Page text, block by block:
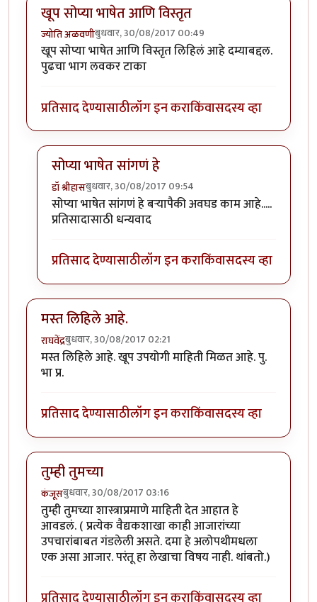
खूप सोप्या भाषेत आणि विस्तृत
ज्योति अळवणीबुधवार, 30/08/2017 00:49
खूप सोप्या भाषेत आणि विस्तृत लिहिलं आहे दम्याबद्दल.
पुढचा भाग लवकर टाका
प्रतिसाद देण्यासाठीलॉग इन कराकिंवासदस्य व्हा
सोप्या भाषेत सांगणं हे
डॉ श्रीहासबुधवार, 30/08/2017 09:54
In reply toखूप सोप्या भाषेत आणि विस्तृतbyज्योति
सोप्या भाषेत सांगणं हे बऱ्यापैकी अवघड काम आहे.....
प्रतिसादासाठी धन्यवाद
प्रतिसाद देण्यासाठीलॉग इन कराकिंवासदस्य व्हा
मस्त लिहिले आहे.
राघवेंद्रबुधवार, 30/08/2017 02:21
मस्त लिहिले आहे. खूप उपयोगी माहिती मिळत आहे. पु.
भा प्र.
प्रतिसाद देण्यासाठीलॉग इन कराकिंवासदस्य व्हा
तुम्ही तुमच्या
कंजूसबुधवार, 30/08/2017 03:16
तुम्ही तुमच्या शास्त्राप्रमाणे माहिती देत आहात हे
आवडलं. ( प्रत्येक वैद्यकशाखा काही आजारांच्या
उपचारांबाबत गंडलेली असते. दमा हे अलोपथीमधला
एक असा आजार. परंतू हा लेखाचा विषय नाही. थांबतो.)